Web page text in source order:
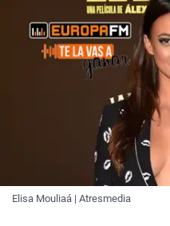
Elisa Mouliaá | Atresmedia